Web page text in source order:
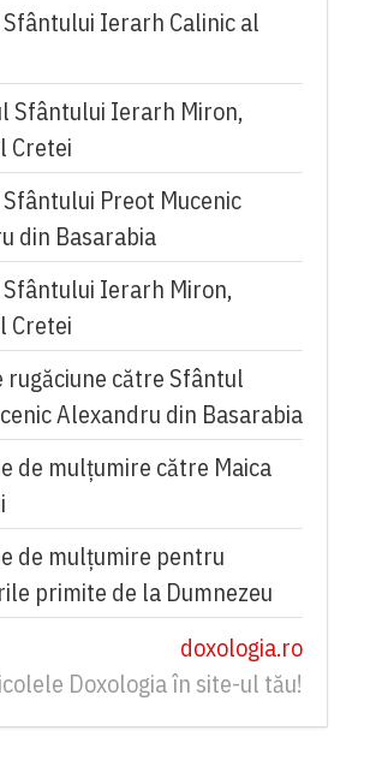
Ierarh Calinic al
Sfântului Ierarh Miron,
Cretei
Preot Mucenic
din Basarabia
Ierarh Miron,
Cretei
rugăciune către Sfântul
Alexandru din Basarabia
de mulţumire către Maica
de mulțumire pentru
primite de la Dumnezeu
doxologia.ro
Doxologia în site-ul tău!